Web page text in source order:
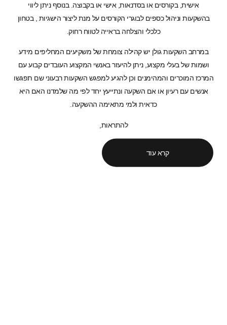
או בסדנאות, אישי או בקבוצה. בנוסף ניתן ליווי
כספים לבוגרי הקורסים על מנת ליצור הישגיות , בטחון
כלכלי והצלחה בראייה לטווח רחוק.
גולן יש קהילה צומחת של משקיעים המחליפים מידע
מקצוע, ניתן להיעזר באנשי המקצוע העובדים קבוע עם
וכן להגיע למפגש השקעות רבעוני שם תפגשו
או אם השקעה ונתייעץ יחד לפי מה שלמדנו האם היא
כדאית ולמי מתאימה ההשקעה.
קרא עוד